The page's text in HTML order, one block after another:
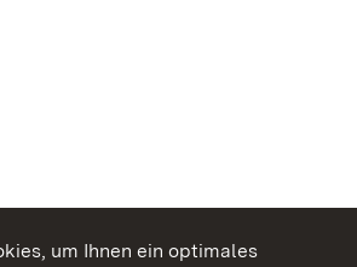
um Ihnen ein optimales